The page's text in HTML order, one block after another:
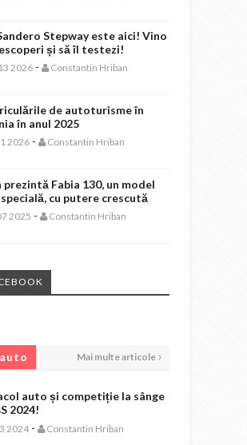
Stepway este aici! Vino
și să îl testezi!
2026 - Constantin Hriban
de autoturisme în
în anul 2025
2026 - Constantin Hriban
prezintă Fabia 130, un model
cu putere crescută
2025 - Constantin Hriban
Mai multe articole
auto și competiție la sânge
2024!
2024 - Constantin Hriban